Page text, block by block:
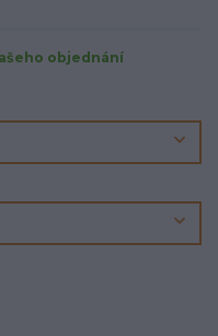
objednání